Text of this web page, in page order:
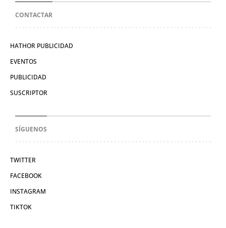
CONTACTAR
HATHOR PUBLICIDAD
EVENTOS
PUBLICIDAD
SUSCRIPTOR
SÍGUENOS
TWITTER
FACEBOOK
INSTAGRAM
TIKTOK